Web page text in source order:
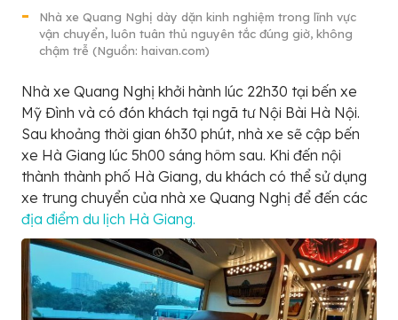
Nhà xe Quang Nghị dày dặn kinh nghiệm trong lĩnh vực
vận chuyển, luôn tuân thủ nguyên tắc đúng giờ, không
chậm trễ (Nguồn: haivan.com)
Nhà xe Quang Nghị khởi hành lúc 22h30 tại bến xe
Mỹ Đình và có đón khách tại ngã tư Nội Bài Hà Nội.
Sau khoảng thời gian 6h30 phút, nhà xe sẽ cập bến
xe Hà Giang lúc 5h00 sáng hôm sau. Khi đến nội
thành thành phố Hà Giang, du khách có thể sử dụng
xe trung chuyển của nhà xe Quang Nghị để đến các
địa điểm du lịch Hà Giang.